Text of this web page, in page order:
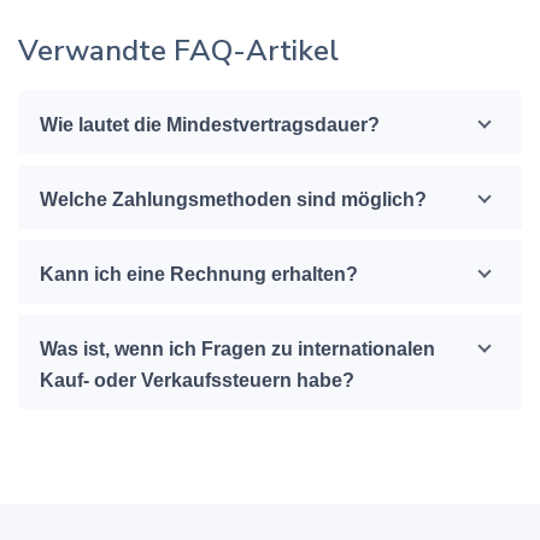
Verwandte FAQ-Artikel
Wie lautet die Mindestvertragsdauer?
Welche Zahlungsmethoden sind möglich?
Kann ich eine Rechnung erhalten?
Was ist, wenn ich Fragen zu internationalen
Kauf- oder Verkaufssteuern habe?